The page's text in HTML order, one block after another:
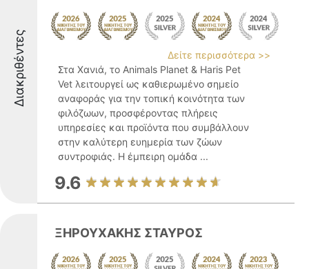
Διακριθέντες
Δείτε περισσότερα >>
Στα Χανιά, το Animals Planet & Haris Pet
Vet λειτουργεί ως καθιερωμένο σημείο
αναφοράς για την τοπική κοινότητα των
φιλόζωων, προσφέροντας πλήρεις
υπηρεσίες και προϊόντα που συμβάλλουν
στην καλύτερη ευημερία των ζώων
συντροφιάς. Η έμπειρη ομάδα ...
9.6
ΞΗΡΟΥΧΑΚΗΣ ΣΤΑΥΡΟΣ